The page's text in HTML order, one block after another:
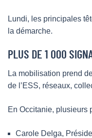
Lundi, les principales
la démarche.
PLUS DE 1 000
La mobilisation prend
de l’ESS, réseaux,
En Occitanie, plusieurs
Carole Delga,